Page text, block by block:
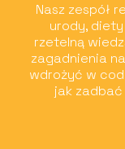
Nasz zespół
urody,
rzetelną
zagadnienia
wdrożyć w
jak